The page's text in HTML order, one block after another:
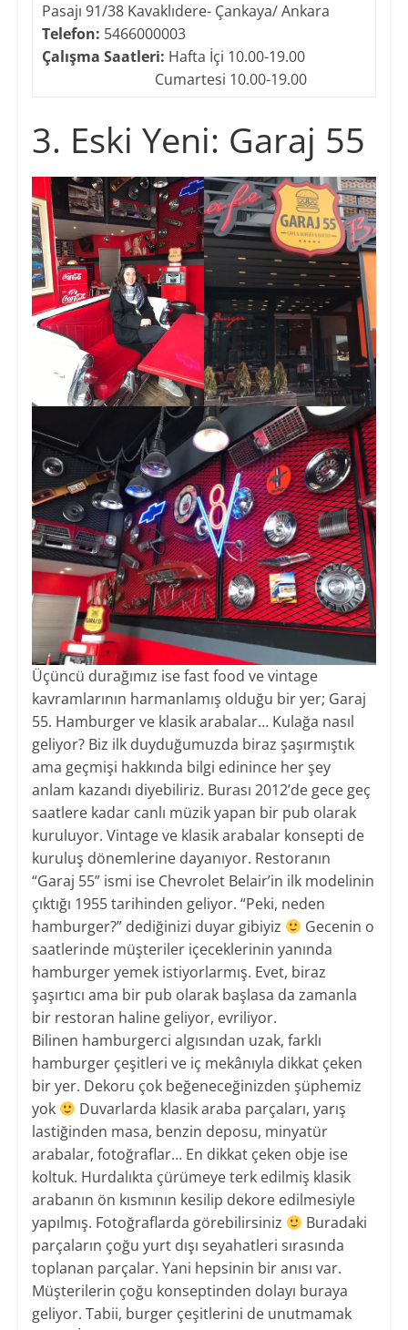
Pasajı 91/38 Kavaklıdere- Çankaya/ Ankara
Telefon: 5466000003
Çalışma Saatleri: Hafta İçi 10.00-19.00
Cumartesi 10.00-19.00
3. Eski Yeni: Garaj 55
Üçüncü durağımız ise fast food ve vintage
kavramlarının harmanlamış olduğu bir yer; Garaj
55. Hamburger ve klasik arabalar… Kulağa nasıl
geliyor? Biz ilk duyduğumuzda biraz şaşırmıştık
ama geçmişi hakkında bilgi edinince her şey
anlam kazandı diyebiliriz. Burası 2012’de gece geç
saatlere kadar canlı müzik yapan bir pub olarak
kuruluyor. Vintage ve klasik arabalar konsepti de
kuruluş dönemlerine dayanıyor. Restoranın
“Garaj 55” ismi ise Chevrolet Belair’in ilk modelinin
çıktığı 1955 tarihinden geliyor. “Peki, neden
hamburger?” dediğinizi duyar gibiyiz
Gecenin o
saatlerinde müşteriler içeceklerinin yanında
hamburger yemek istiyorlarmış. Evet, biraz
şaşırtıcı ama bir pub olarak başlasa da zamanla
bir restoran haline geliyor, evriliyor.
Bilinen hamburgerci algısından uzak, farklı
hamburger çeşitleri ve iç mekânıyla dikkat çeken
bir yer. Dekoru çok beğeneceğinizden şüphemiz
yok
Duvarlarda klasik araba parçaları, yarış
lastiğinden masa, benzin deposu, minyatür
arabalar, fotoğraflar… En dikkat çeken obje ise
koltuk. Hurdalıkta çürümeye terk edilmiş klasik
arabanın ön kısmının kesilip dekore edilmesiyle
yapılmış. Fotoğraflarda görebilirsiniz
Buradaki
parçaların çoğu yurt dışı seyahatleri sırasında
toplanan parçalar. Yani hepsinin bir anısı var.
Müşterilerin çoğu konseptinden dolayı buraya
geliyor. Tabii, burger çeşitlerini de unutmamak